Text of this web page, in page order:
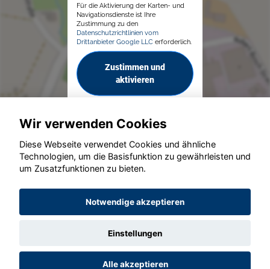
Für die Aktivierung der Karten- und
Navigationsdienste ist Ihre
Zustimmung zu den
Datenschutzrichtlinien vom
Drittanbieter Google LLC erforderlich.
Zustimmen und
aktivieren
© konjunkturmotor.de GmbH 2020 - 2026
Wir verwenden Cookies
Diese Webseite verwendet Cookies und ähnliche
Technologien, um die Basisfunktion zu gewährleisten und
um Zusatzfunktionen zu bieten.
Notwendige akzeptieren
Einstellungen
Alle akzeptieren